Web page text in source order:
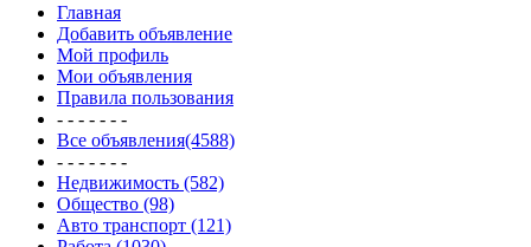
Главная
Добавить объявление
Мой профиль
Мои объявления
Правила пользования
- - - - - - -
Все объявления(4588)
- - - - - - -
Недвижимость (582)
Общество (98)
Авто транспорт (121)